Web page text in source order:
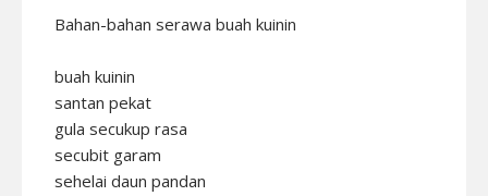
Bahan-bahan serawa buah kuinin
buah kuinin
santan pekat
gula secukup rasa
secubit garam
sehelai daun pandan